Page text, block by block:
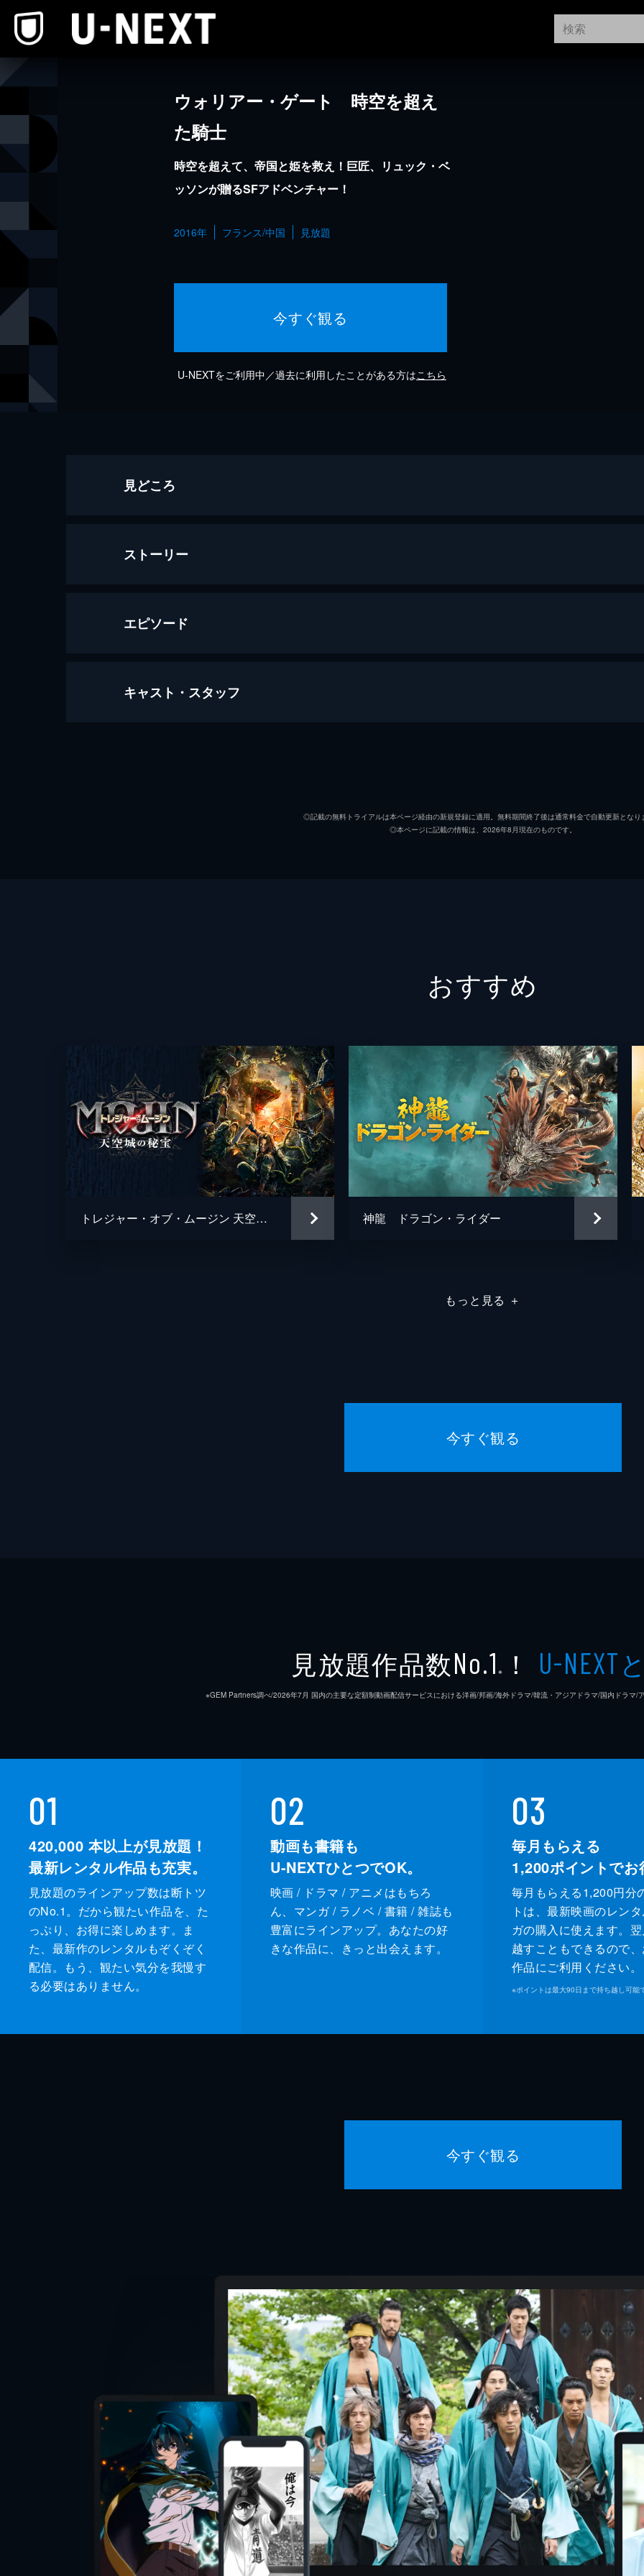
ウォリアー・ゲート 時空を超え
た騎士
時空を超えて、帝国と姫を救え！巨匠、リュック・ベ
ッソンが贈るSFアドベンチャー！
2016年 フランス/中国 見放題
今すぐ観る
U-NEXTをご利用中／過去に利用したことがある方はこちら
見どころ
ストーリー
エピソード
ウォリアー・ゲート 時空を超えた騎士
キャスト・スタッフ
アルーン
ロバ
音楽 クラ
製作 マー
リュ
◎記載の無料トライアルは本ページ経由の新規登録に適用。無料期間終了後は通常料金で自動更新となり
◎本ページに記載の情報は、2026年8月現在のものです。
おすすめ
トレジャー・オブ・ムージン 天空城の秘宝 神龍 ドラゴン・ライダー
もっと見る ＋
今すぐ観る
見放題作品数No.1 ※ ！ U-NEXT
※GEM Partners調べ/2026年7⽉ 国内の主要な定額制動画配信サービスにおける洋画/邦画/海外ドラマ/韓流・アジアドラマ/国内ドラマ/
01
420,000 本以上が見放題！
最新レンタル作品も充実。
見放題のラインアップ数は断トツ
のNo.1。だから観たい作品を、た
っぷり、お得に楽しめます。ま
た、最新作のレンタルもぞくぞく
配信。もう、観たい気分を我慢す
る必要はありません。
02
動画も書籍も
U-NEXTひとつでOK。
映画 / ドラマ / アニメはもちろ
ん、マンガ / ラノベ / 書籍 / 雑誌も
豊富にラインアップ。あなたの好
きな作品に、きっと出会えます。
03
毎月もらえる
1,200ポイントでお
毎月もらえる1,200円分
トは、最新映画のレン
ガの購入に使えます。
越すこともできるので
作品にご利用ください。
※ポイントは最大90日まで持ち越し可能で
今すぐ観る